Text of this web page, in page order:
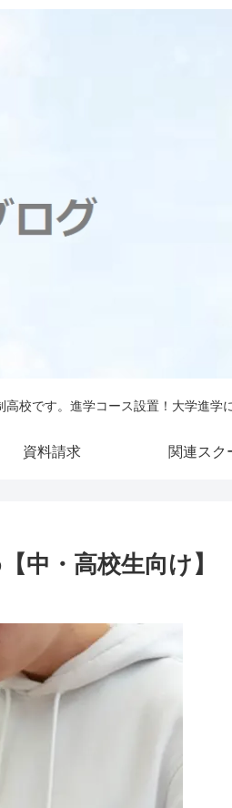
校です。進学コース設置！大学進学
資料請求 関連スク
中・高校生向け】